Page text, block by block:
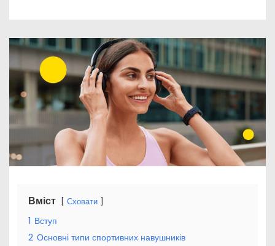
Вміст Сховати
1 Вступ
2 Основні типи спортивних навушників